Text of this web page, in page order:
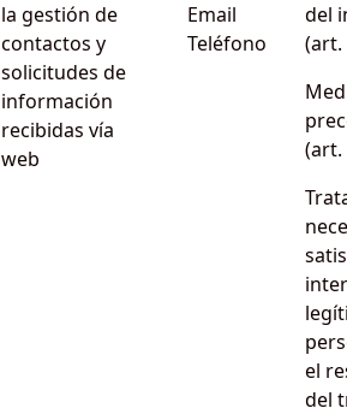
la gestión de
contactos y
solicitudes de
información
recibidas vía
web
Email
Teléfono
del
(art.
(art.
el
del